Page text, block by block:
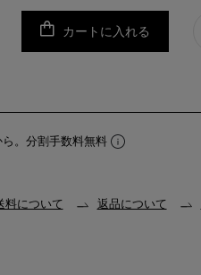
カートに入れる
ら。分割手数料無料
料について 返品について